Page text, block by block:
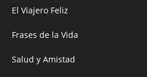
El Viajero Feliz
Frases de la Vida
Salud y Amistad